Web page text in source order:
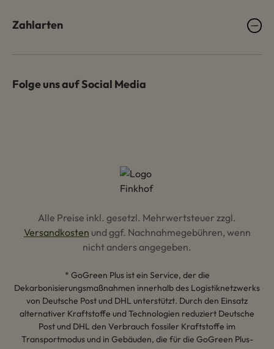
Zahlarten
Folge uns auf Social Media
Alle Preise inkl. gesetzl. Mehrwertsteuer zzgl.
Versandkosten und ggf. Nachnahmegebühren, wenn
nicht anders angegeben.
* GoGreen Plus ist ein Service, der die
Dekarbonisierungsmaßnahmen innerhalb des Logistiknetzwerks
von Deutsche Post und DHL unterstützt. Durch den Einsatz
alternativer Kraftstoffe und Technologien reduziert Deutsche
Post und DHL den Verbrauch fossiler Kraftstoffe im
Transportmodus und in Gebäuden, die für die GoGreen Plus-